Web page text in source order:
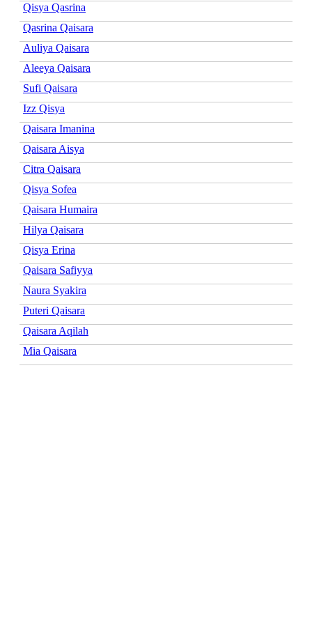
Qisya Qasrina
Qasrina Qaisara
Auliya Qaisara
Aleeya Qaisara
Sufi Qaisara
Izz Qisya
Qaisara Imanina
Qaisara Aisya
Citra Qaisara
Qisya Sofea
Qaisara Humaira
Hilya Qaisara
Qisya Erina
Qaisara Safiyya
Naura Syakira
Puteri Qaisara
Qaisara Aqilah
Mia Qaisara